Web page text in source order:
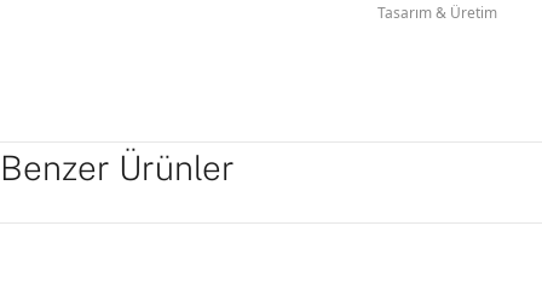
Tasarım & Üretim
Benzer Ürünler